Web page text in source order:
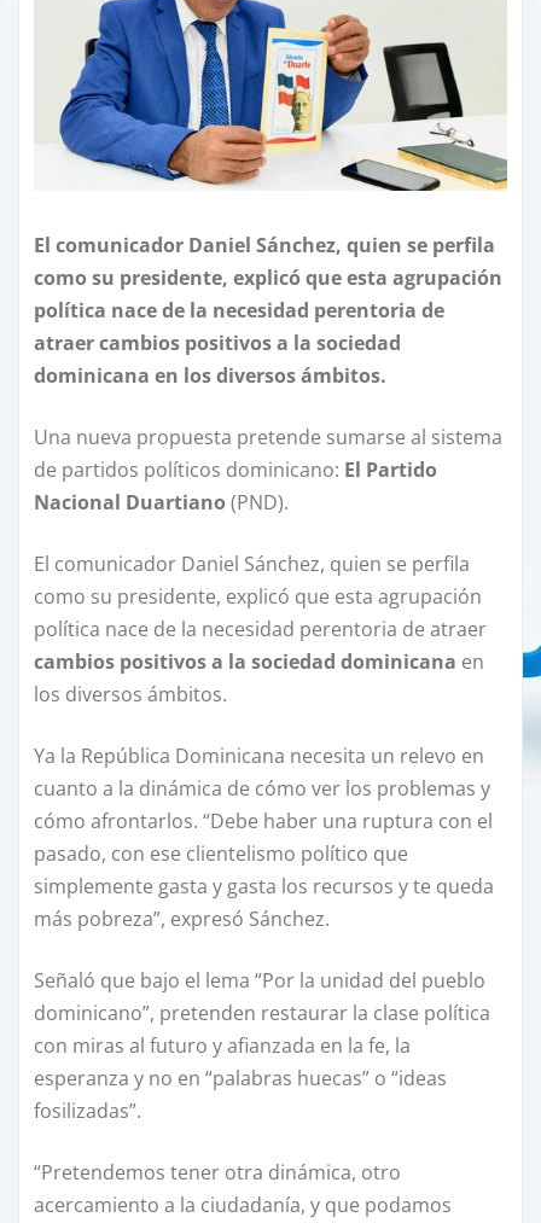
El comunicador Daniel Sánchez, quien se perfila
como su presidente, explicó que esta agrupación
política nace de la necesidad perentoria de
atraer cambios positivos a la sociedad
dominicana en los diversos ámbitos.
Una nueva propuesta pretende sumarse al sistema
de partidos políticos dominicano: El Partido
Nacional Duartiano (PND).
El comunicador Daniel Sánchez, quien se perfila
como su presidente, explicó que esta agrupación
política nace de la necesidad perentoria de atraer
cambios positivos a la sociedad dominicana en
los diversos ámbitos.
Ya la República Dominicana necesita un relevo en
cuanto a la dinámica de cómo ver los problemas y
cómo afrontarlos. “Debe haber una ruptura con el
pasado, con ese clientelismo político que
simplemente gasta y gasta los recursos y te queda
más pobreza”, expresó Sánchez.
Señaló que bajo el lema “Por la unidad del pueblo
dominicano”, pretenden restaurar la clase política
con miras al futuro y afianzada en la fe, la
esperanza y no en “palabras huecas” o “ideas
fosilizadas”.
“Pretendemos tener otra dinámica, otro
acercamiento a la ciudadanía, y que podamos